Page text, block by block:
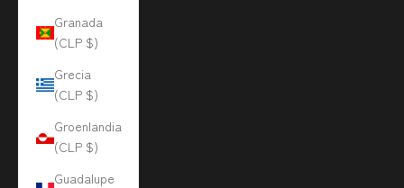
Granada
(CLP $)
Grecia
(CLP $)
Groenlandia
(CLP $)
Guadalupe